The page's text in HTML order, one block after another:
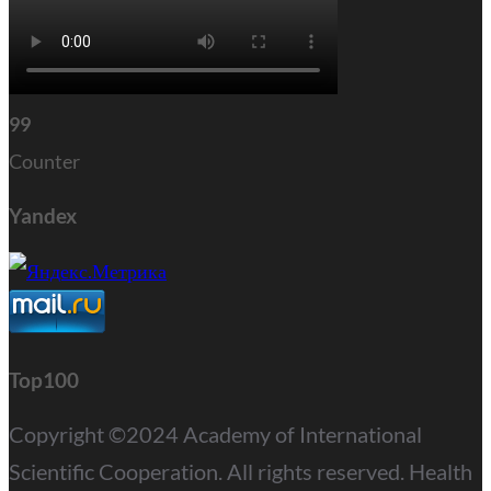
99
Counter
Yandex
Top100
Copyright ©2024 Academy of International
Scientific Cooperation. All rights reserved. Health